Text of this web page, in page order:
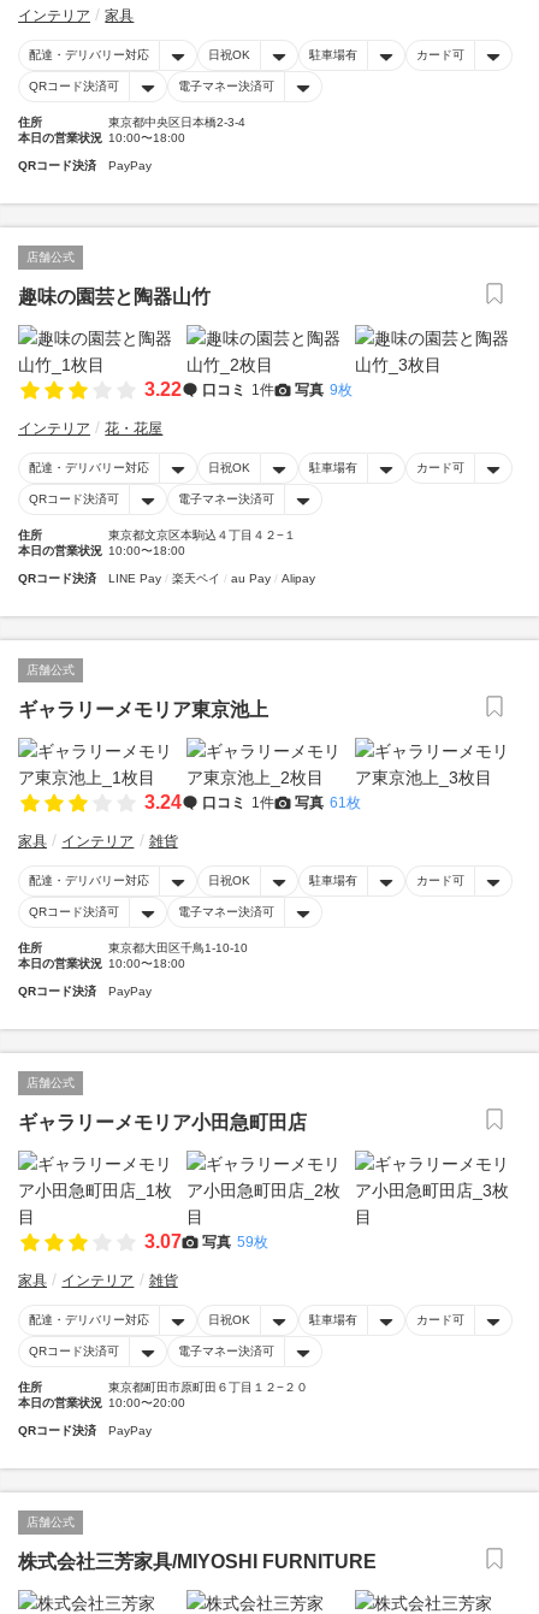
インテリア 家具
配達・デリバリー対応 日祝OK 駐車場有 カード可
QRコード決済可 電子マネー決済可
住所
東京都中央区日本橋2-3-4
本日の営業状況 10:00〜18:00
QRコード決済 PayPay
店舗公式
趣味の園芸と陶器山竹
3.22 口コミ 1件 写真 9枚
インテリア 花・花屋
配達・デリバリー対応 日祝OK 駐車場有 カード可
QRコード決済可 電子マネー決済可
住所
東京都文京区本駒込４丁目４２−１
本日の営業状況 10:00〜18:00
QRコード決済 LINE Pay 楽天ペイ au Pay Alipay
店舗公式
ギャラリーメモリア東京池上
3.24 口コミ 1件 写真 61枚
家具 インテリア 雑貨
配達・デリバリー対応 日祝OK 駐車場有 カード可
QRコード決済可 電子マネー決済可
住所
東京都大田区千鳥1-10-10
本日の営業状況 10:00〜18:00
QRコード決済 PayPay
店舗公式
ギャラリーメモリア小田急町田店
3.07 写真 59枚
家具 インテリア 雑貨
配達・デリバリー対応 日祝OK 駐車場有 カード可
QRコード決済可 電子マネー決済可
住所
東京都町田市原町田６丁目１２−２０
本日の営業状況 10:00〜20:00
QRコード決済 PayPay
店舗公式
株式会社三芳家具/MIYOSHI FURNITURE